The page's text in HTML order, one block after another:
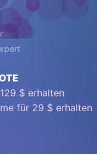
$ erhalten
für 29 $ erhalten